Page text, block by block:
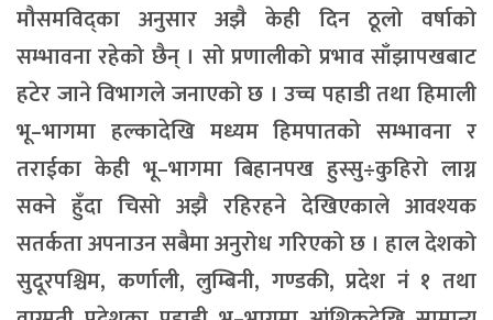
मौसमविद्का अनुसार अझै केही दिन ठूलो वर्षाको
सम्भावना रहेको छैन् । सो प्रणालीको प्रभाव साँझापखबाट
हटेर जाने विभागले जनाएको छ । उच्च पहाडी तथा हिमाली
भू–भागमा हल्कादेखि मध्यम हिमपातको सम्भावना र
तराईका केही भू–भागमा बिहानपख हुस्सु÷कुहिरो लाग्न
सक्ने हुँदा चिसो अझै रहिरहने देखिएकाले आवश्यक
सतर्कता अपनाउन सबैमा अनुरोध गरिएको छ । हाल देशको
सुदूरपश्चिम, कर्णाली, लुम्बिनी, गण्डकी, प्रदेश नं १ तथा